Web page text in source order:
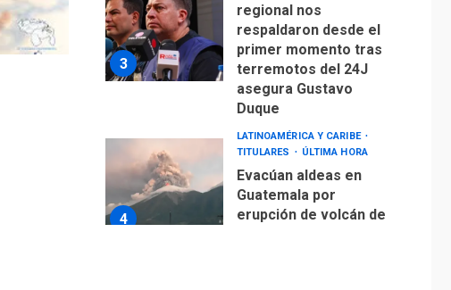
4
TITULARES
ÚLTIMA HORA
Evacúan aldeas en
Guatemala por
erupción de volcán de
Fuego
5
GUERRA EN EL MUNDO
TITULARES
ÚLTIMA HORA
EEUU confía acuerdo
«muy pronto» sobre
Ormuz